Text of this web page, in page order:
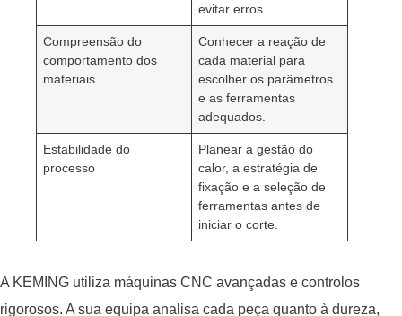
evitar erros.
Compreensão do
comportamento dos
materiais
Conhecer a reação de
cada material para
escolher os parâmetros
e as ferramentas
adequados.
Estabilidade do
processo
Planear a gestão do
calor, a estratégia de
fixação e a seleção de
ferramentas antes de
iniciar o corte.
A KEMING utiliza máquinas CNC avançadas e controlos
rigorosos. A sua equipa analisa cada peça quanto à dureza,